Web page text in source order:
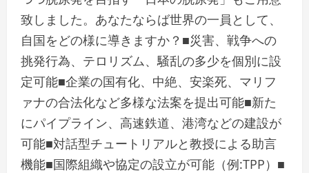
致しました。あなたならば世界の一員として、
自国をどの様に導きますか？■災害、戦争への
挑発行為、テロリズム、騒乱の多少を個別に設
定可能■企業の国有化、中絶、安楽死、マリフ
ァナの合法化など多様な法案を提出可能■新た
にパイプライン、高速鉄道、港湾などの建設が
可能■対話型チュートリアルと教授による助言
機能■国際組織や協定の設立が可能（例:TPP）■